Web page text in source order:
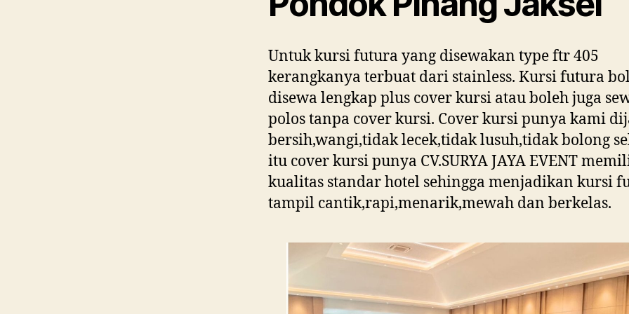
Untuk kursi futura yang disewakan type ftr 405
kerangkanya terbuat dari stainless. Kursi futura
disewa lengkap plus cover kursi atau boleh juga
polos tanpa cover kursi. Cover kursi punya kami
bersih,wangi,tidak lecek,tidak lusuh,tidak bolong
itu cover kursi punya CV.SURYA JAYA EVENT
kualitas standar hotel sehingga menjadikan kursi
tampil cantik,rapi,menarik,mewah dan berkelas.